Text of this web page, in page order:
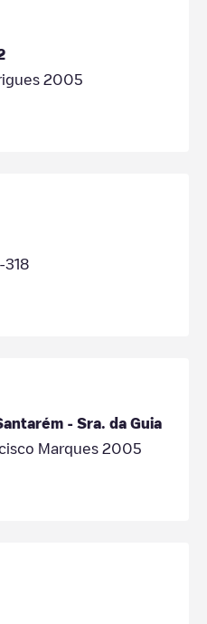
2005
318
- Sra. da Guia
Marques 2005